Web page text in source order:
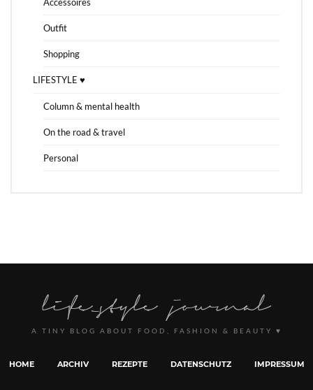
Outfit
Shopping
LIFESTYLE ♥
Column & mental health
On the road & travel
Personal
A TINY BLOG ABOUT FOOD, FASHION & BEAUTY ♥
HOME ARCHIV REZEPTE DATENSCHUTZ IMPRESSUM